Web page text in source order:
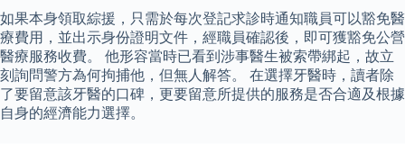
如果本身領取綜援，只需於每次登記求診時通知職員可以豁免醫
療費用，並出示身份證明文件，經職員確認後，即可獲豁免公營
醫療服務收費。 他形容當時已看到涉事醫生被索帶綁起，故立
刻詢問警方為何拘捕他，但無人解答。 在選擇牙醫時，讀者除
了要留意該牙醫的口碑，更要留意所提供的服務是否合適及根據
自身的經濟能力選擇。